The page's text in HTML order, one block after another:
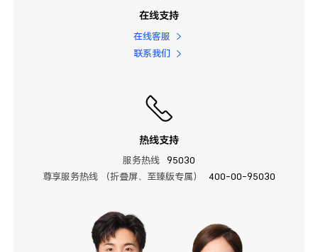
在线支持
在线客服
联系我们
热线支持
服务热线
95030
尊享服务热线 （折叠屏、至臻版专属）
400-00-95030